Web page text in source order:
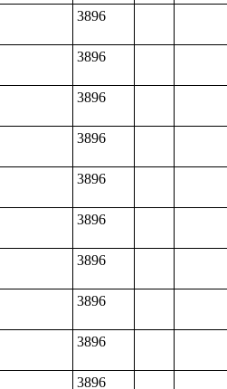
3896
3896
3896
3896
3896
3896
3896
3896
3896
3896